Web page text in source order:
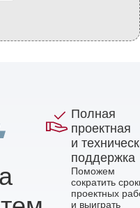
Полная
проектная
и
поддержка
Поможем
сократить
проектных
и выиграть